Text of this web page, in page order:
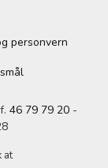
personvern
46 79 79 20 -
at